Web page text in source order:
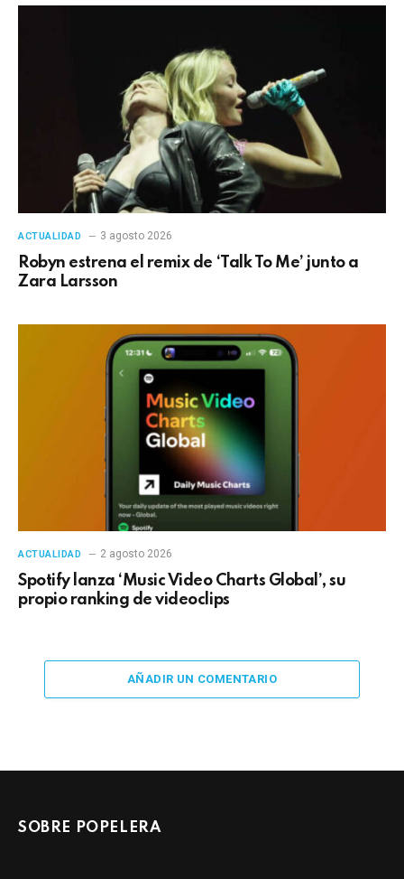
ACTUALIDAD 3 agosto 2026
Robyn estrena el remix de ‘Talk To Me’ junto a
Zara Larsson
ACTUALIDAD 2 agosto 2026
Spotify lanza ‘Music Video Charts Global’, su
propio ranking de videoclips
AÑADIR UN COMENTARIO
SOBRE POPELERA